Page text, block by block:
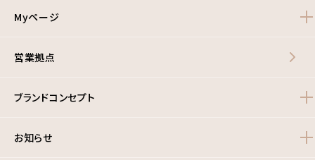
Myページ
営業拠点
ブランドコンセプト
お知らせ